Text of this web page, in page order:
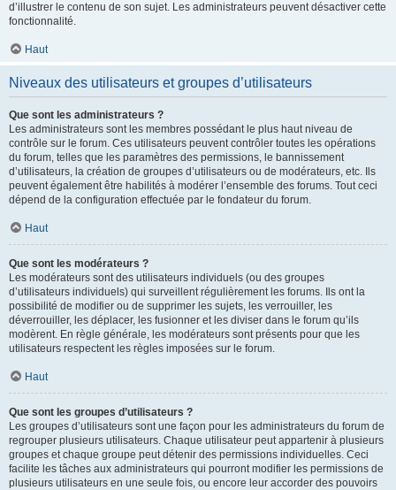
d’illustrer le contenu de son sujet. Les administrateurs peuvent désactiver cette
fonctionnalité.
Haut
Niveaux des utilisateurs et groupes d’utilisateurs
Que sont les administrateurs ?
Les administrateurs sont les membres possédant le plus haut niveau de
contrôle sur le forum. Ces utilisateurs peuvent contrôler toutes les opérations
du forum, telles que les paramètres des permissions, le bannissement
d’utilisateurs, la création de groupes d’utilisateurs ou de modérateurs, etc. Ils
peuvent également être habilités à modérer l’ensemble des forums. Tout ceci
dépend de la configuration effectuée par le fondateur du forum.
Haut
Que sont les modérateurs ?
Les modérateurs sont des utilisateurs individuels (ou des groupes
d’utilisateurs individuels) qui surveillent régulièrement les forums. Ils ont la
possibilité de modifier ou de supprimer les sujets, les verrouiller, les
déverrouiller, les déplacer, les fusionner et les diviser dans le forum qu’ils
modèrent. En règle générale, les modérateurs sont présents pour que les
utilisateurs respectent les règles imposées sur le forum.
Haut
Que sont les groupes d’utilisateurs ?
Les groupes d’utilisateurs sont une façon pour les administrateurs du forum de
regrouper plusieurs utilisateurs. Chaque utilisateur peut appartenir à plusieurs
groupes et chaque groupe peut détenir des permissions individuelles. Ceci
facilite les tâches aux administrateurs qui pourront modifier les permissions de
plusieurs utilisateurs en une seule fois, ou encore leur accorder des pouvoirs